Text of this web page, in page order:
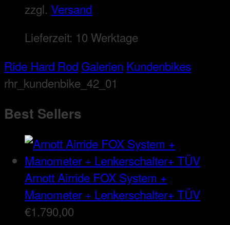
zzgl. Versand
Lieferzeit: 10 Werktage
Ride Hard Rod Galerien Kundenbikes
rhr_kundenbike_42_01
Best Sellers
Arnott Airride FOX System +
Manometer + Lenkerschalter+ TÜV
€1.790,00